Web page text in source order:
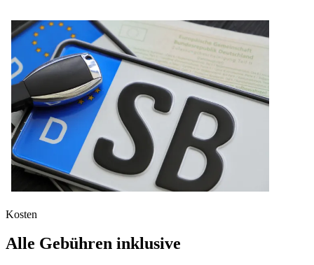
Kosten
Alle Gebühren inklusive